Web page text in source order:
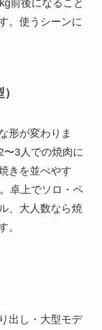
前後になること
。使うシーンに
形が変わりま
3人での焼肉に
きを並べやす
卓上でソロ・ペ
、大人数なら焼
。
出し・大型モデ